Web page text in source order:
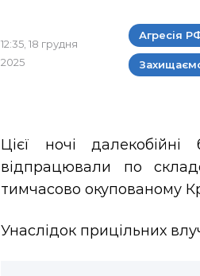
12:35, 18 грудня
2025
Агресія
Цієї ночі
відпрацювали по
тимчасово окупованому
Унаслідок прицільних